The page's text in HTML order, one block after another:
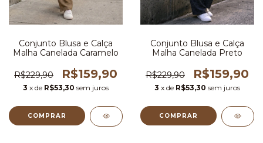
Conjunto Blusa e Calça
Malha Canelada Caramelo
R$229,90 R$159,90
3 x de R$53,30 sem juros
COMPRAR
Conjunto Blusa e Calça
Malha Canelada Preto
R$229,90 R$159,90
3 x de R$53,30 sem juros
COMPRAR